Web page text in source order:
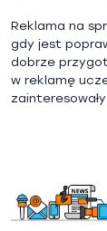
Reklama na
gdy jest
dobrze
w reklamę